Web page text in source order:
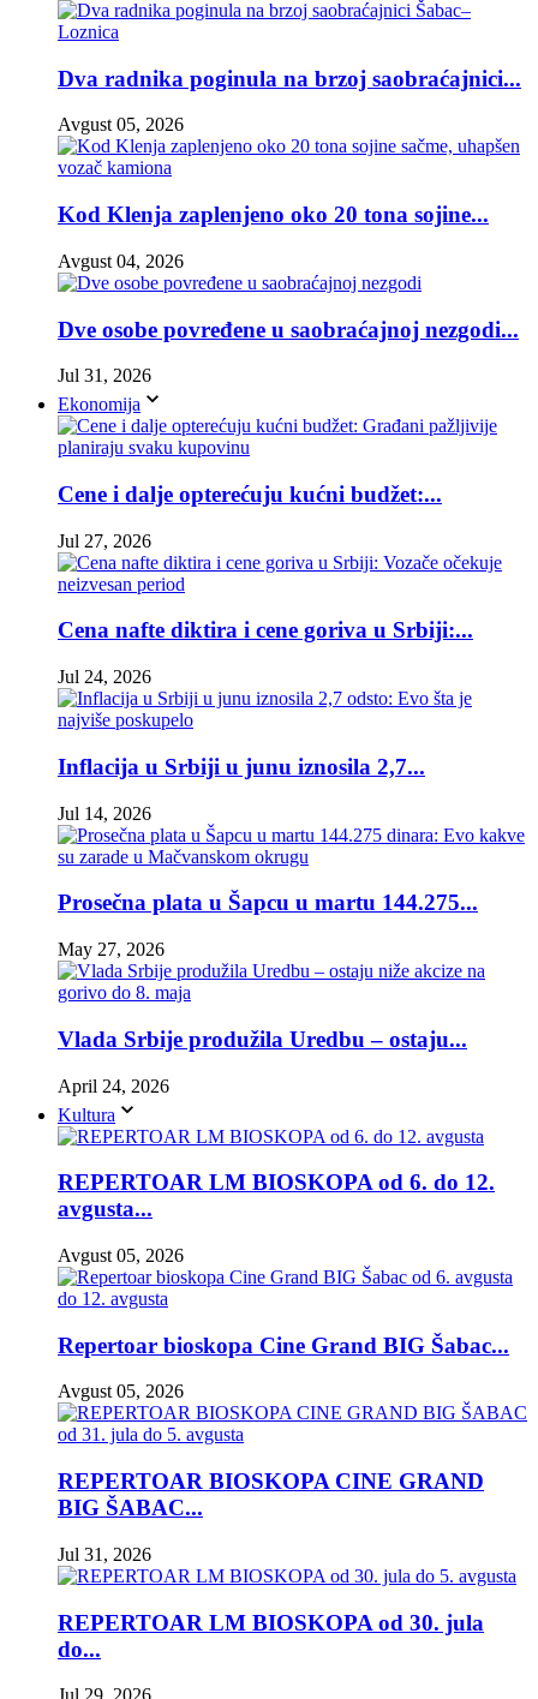
Dva radnika poginula na brzoj saobraćajnici...
Avgust 05, 2026
Kod Klenja zaplenjeno oko 20 tona sojine...
Avgust 04, 2026
Dve osobe povređene u saobraćajnoj nezgodi...
Jul 31, 2026
Ekonomija
Cene i dalje opterećuju kućni budžet:...
Jul 27, 2026
Cena nafte diktira i cene goriva u Srbiji:...
Jul 24, 2026
Inflacija u Srbiji u junu iznosila 2,7...
Jul 14, 2026
Prosečna plata u Šapcu u martu 144.275...
May 27, 2026
Vlada Srbije produžila Uredbu – ostaju...
April 24, 2026
Kultura
REPERTOAR LM BIOSKOPA od 6. do 12.
avgusta...
Avgust 05, 2026
Repertoar bioskopa Cine Grand BIG Šabac...
Avgust 05, 2026
REPERTOAR BIOSKOPA CINE GRAND
BIG ŠABAC...
Jul 31, 2026
REPERTOAR LM BIOSKOPA od 30. jula
do...